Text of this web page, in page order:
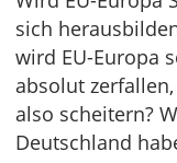
sich
wird EU-Europa
absolut
also scheitern?
Deutschland